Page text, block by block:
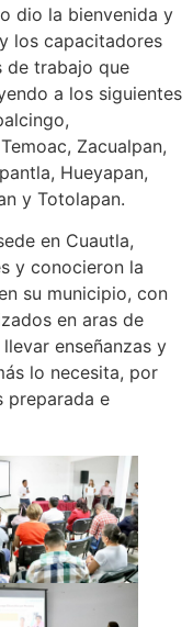
dio la bienvenida y
los capacitadores
de trabajo que
a los siguientes
Zacualpan,
Hueyapan,
y Totolapan.
en Cuautla,
y conocieron la
su municipio, con
en aras de
enseñanzas y
lo necesita, por
preparada e